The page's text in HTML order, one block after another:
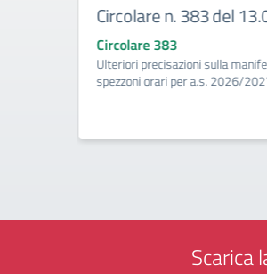
Circolare n. 383 del
Circolare 383
Ulteriori precisazioni sulla
spezzoni orari per a.s. 2026/
Scarica